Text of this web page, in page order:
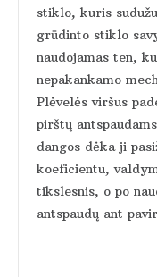
stiklo, kuris
grūdinto stiklo
naudojamas ten,
nepakankamo
Plėvelės viršus
pirštų
dangos dėka ji
koeficientu,
tikslesnis, o po
antspaudų ant